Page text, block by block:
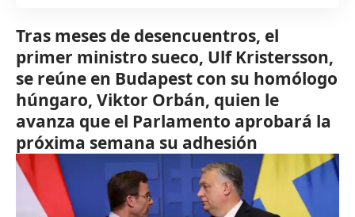
Tras meses de desencuentros, el
primer ministro sueco, Ulf Kristersson,
se reúne en Budapest con su homólogo
húngaro, Viktor Orbán, quien le
avanza que el Parlamento aprobará la
próxima semana su adhesión